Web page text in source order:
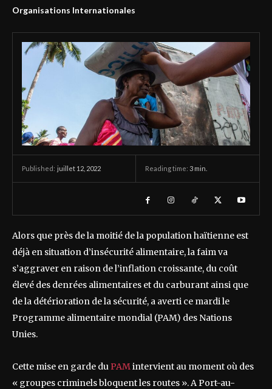
Organisations Internationales
Published: juillet 12, 2022 Reading time: 3 min.
Alors que près de la moitié de la population haïtienne est
déjà en situation d’insécurité alimentaire, la faim va
s’aggraver en raison de l’inflation croissante, du coût
élevé des denrées alimentaires et du carburant ainsi que
de la détérioration de la sécurité, a averti ce mardi le
Programme alimentaire mondial (PAM) des Nations
Unies.
Cette mise en garde duPAMintervient au moment où des
« groupes criminels bloquent les routes ». A Port-au-